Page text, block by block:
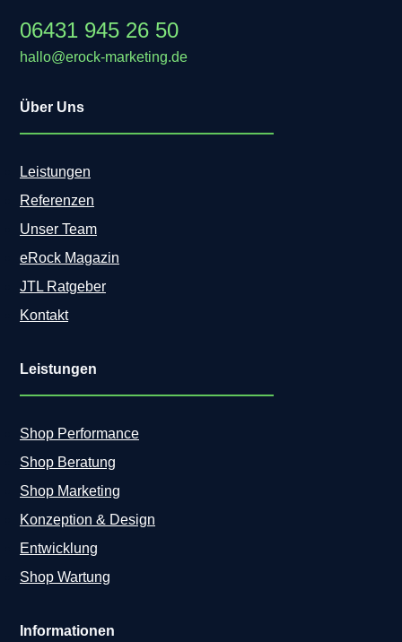
06431 945 26 50
hallo@erock-marketing.de
Über Uns
Leistungen
Referenzen
Unser Team
eRock Magazin
JTL Ratgeber
Kontakt
Leistungen
Shop Performance
Shop Beratung
Shop Marketing
Konzeption & Design
Entwicklung
Shop Wartung
Informationen